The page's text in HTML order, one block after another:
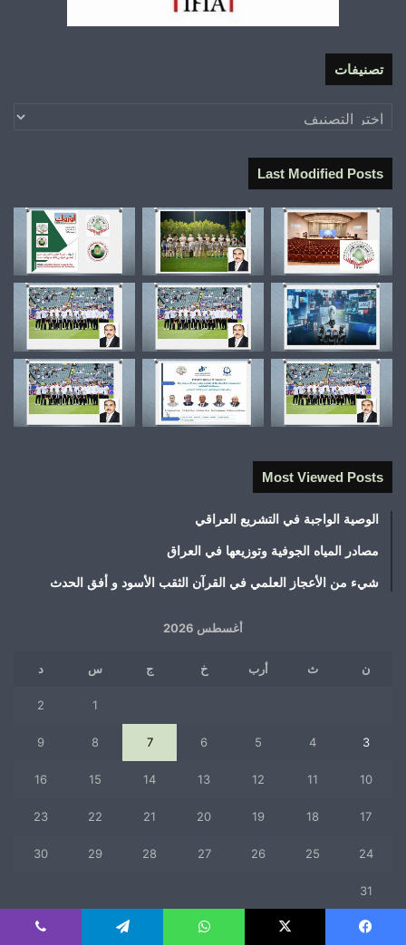
تصنيفات
تصنيفات
Last Modified Posts
Most Viewed Posts
الوصية الواجبة في التشريع العراقي
مصادر المياه الجوفية وتوزيعها في العراق
شيء من الأعجاز العلمي في القرآن الثقب الأسود و أفق الحدث
أغسطس 2026
ن ث أرب خ ج س د
1
2
3
4
5
6
7
8
9
10
11
12
13
14
15
16
17
18
19
20
21
22
23
24
25
26
27
28
29
30
31
« يوليو